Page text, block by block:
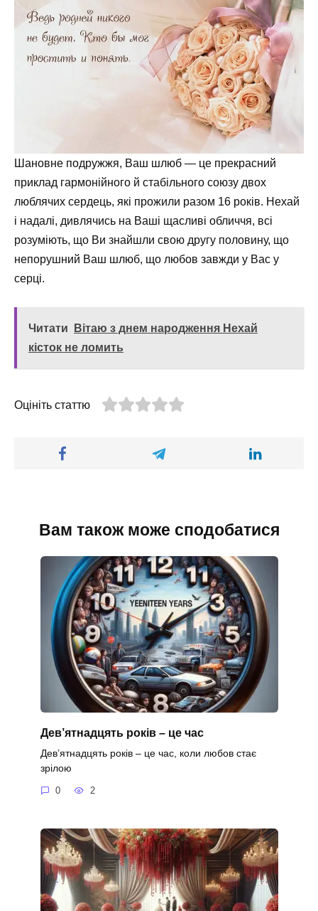
Шановне подружжя, Ваш шлюб — це прекрасний
приклад гармонійного й стабільного союзу двох
люблячих сердець, які прожили разом 16 років. Нехай
і надалі, дивлячись на Ваші щасливі обличчя, всі
розуміють, що Ви знайшли свою другу половину, що
непорушний Ваш шлюб, що любов завжди у Вас у
серці.
Читати
Вітаю з днем народження Нехай
кісток не ломить
Оцініть статтю
Вам також може сподобатися
Дев’ятнадцять років – це час
Дев’ятнадцять років – це час, коли любов стає
зрілою
0 2